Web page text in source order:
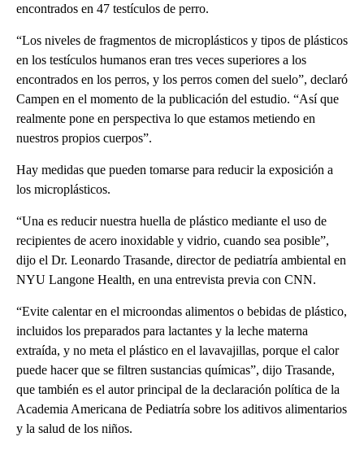
encontrados en 47 testículos de perro.
“Los niveles de fragmentos de microplásticos y tipos de plásticos
en los testículos humanos eran tres veces superiores a los
encontrados en los perros, y los perros comen del suelo”, declaró
Campen en el momento de la publicación del estudio. “Así que
realmente pone en perspectiva lo que estamos metiendo en
nuestros propios cuerpos”.
Hay medidas que pueden tomarse para reducir la exposición a
los microplásticos.
“Una es reducir nuestra huella de plástico mediante el uso de
recipientes de acero inoxidable y vidrio, cuando sea posible”,
dijo el Dr. Leonardo Trasande, director de pediatría ambiental en
NYU Langone Health, en una entrevista previa con CNN.
“Evite calentar en el microondas alimentos o bebidas de plástico,
incluidos los preparados para lactantes y la leche materna
extraída, y no meta el plástico en el lavavajillas, porque el calor
puede hacer que se filtren sustancias químicas”, dijo Trasande,
que también es el autor principal de la declaración política de la
Academia Americana de Pediatría sobre los aditivos alimentarios
y la salud de los niños.